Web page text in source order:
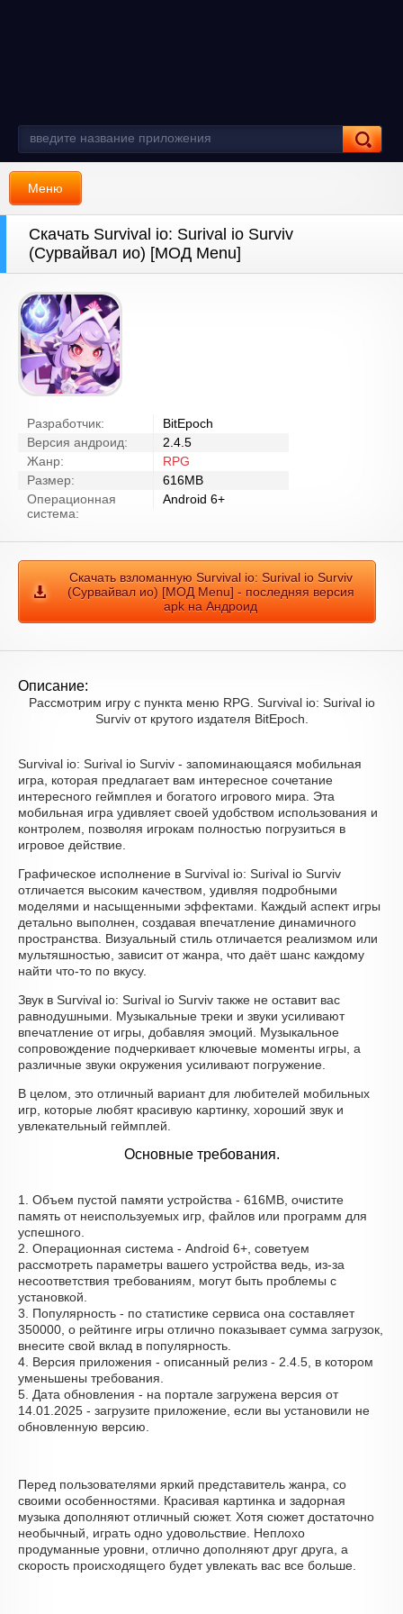
Меню
Скачать Survival io: Surival io Surviv
(Сурвайвал ио) [МОД Menu]
Разработчик:
BitEpoch
Версия андроид:
2.4.5
Жанр:
RPG
Размер:
616MB
Операционная
система:
Android 6+
Скачать взломанную Survival io: Surival io Surviv
(Сурвайвал ио) [МОД Menu] - последняя версия
apk на Андроид
Описание:
Рассмотрим игру с пункта меню RPG. Survival io: Surival io
Surviv от крутого издателя BitEpoch.
Survival io: Surival io Surviv - запоминающаяся мобильная
игра, которая предлагает вам интересное сочетание
интересного геймплея и богатого игрового мира. Эта
мобильная игра удивляет своей удобством использования и
контролем, позволяя игрокам полностью погрузиться в
игровое действие.
Графическое исполнение в Survival io: Surival io Surviv
отличается высоким качеством, удивляя подробными
моделями и насыщенными эффектами. Каждый аспект игры
детально выполнен, создавая впечатление динамичного
пространства. Визуальный стиль отличается реализмом или
мультяшностью, зависит от жанра, что даёт шанс каждому
найти что-то по вкусу.
Звук в Survival io: Surival io Surviv также не оставит вас
равнодушными. Музыкальные треки и звуки усиливают
впечатление от игры, добавляя эмоций. Музыкальное
сопровождение подчеркивает ключевые моменты игры, а
различные звуки окружения усиливают погружение.
В целом, это отличный вариант для любителей мобильных
игр, которые любят красивую картинку, хороший звук и
увлекательный геймплей.
Основные требования.
1. Объем пустой памяти устройства - 616MB, очистите
память от неиспользуемых игр, файлов или программ для
успешного.
2. Операционная система - Android 6+, советуем
рассмотреть параметры вашего устройства ведь, из-за
несоответствия требованиям, могут быть проблемы с
установкой.
3. Популярность - по статистике сервиса она составляет
350000, о рейтинге игры отлично показывает сумма загрузок,
внесите свой вклад в популярность.
4. Версия приложения - описанный релиз - 2.4.5, в котором
уменьшены требования.
5. Дата обновления - на портале загружена версия от
14.01.2025 - загрузите приложение, если вы установили не
обновленную версию.
Перед пользователями яркий представитель жанра, со
своими особенностями. Красивая картинка и задорная
музыка дополняют отличный сюжет. Хотя сюжет достаточно
необычный, играть одно удовольствие. Неплохо
продуманные уровни, отлично дополняют друг друга, а
скорость происходящего будет увлекать вас все больше.